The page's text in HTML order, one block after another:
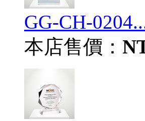
GG-CH-
本店售價：